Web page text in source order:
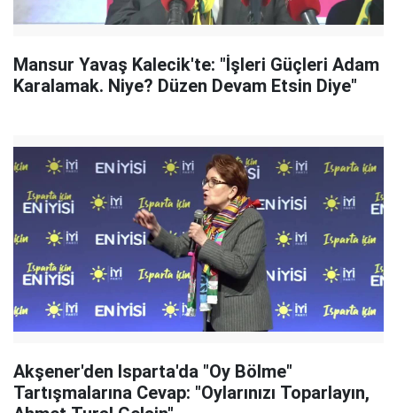
Mansur Yavaş Kalecik'te: "İşleri Güçleri Adam
Karalamak. Niye? Düzen Devam Etsin Diye"
Akşener'den Isparta'da "Oy Bölme"
Tartışmalarına Cevap: "Oylarınızı Toparlayın,